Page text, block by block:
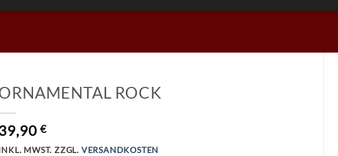
ROCK
€
MWST. ZZGL. VERSANDKOSTEN